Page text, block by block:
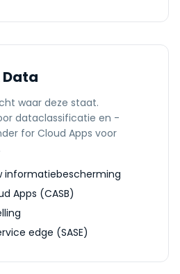
waar deze staat.
dataclassificatie en -
for Cloud Apps voor
informatiebescherming
Apps (CASB)
edge (SASE)